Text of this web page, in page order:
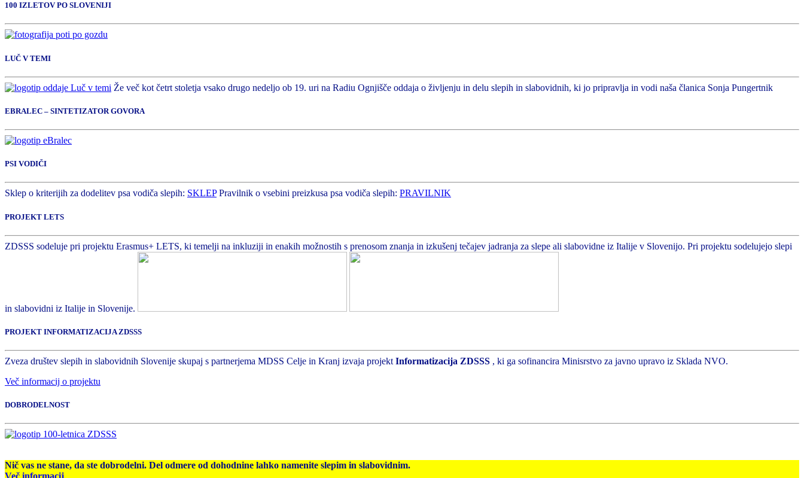
100 IZLETOV PO SLOVENIJI
LUČ V TEMI
Že več kot četrt stoletja vsako drugo nedeljo ob 19. uri na Radiu Ognjišče oddaja o življenju in delu slepih in slabovidnih, ki jo pripravlja in vodi naša članica Sonja Pungertnik
EBRALEC – SINTETIZATOR GOVORA
PSI VODIČI
Sklep o kriterijih za dodelitev psa vodiča slepih: SKLEPPravilnik o vsebini preizkusa psa vodiča slepih: PRAVILNIK
PROJEKT LETS
ZDSSS sodeluje pri projektu Erasmus+ LETS, ki temelji na inkluziji in enakih možnostih s prenosom znanja in izkušenj tečajev jadranja za slepe ali slabovidne iz Italije v Slovenijo. Pri projektu sodelujejo slepi
in slabovidni iz Italije in Slovenije.
PROJEKT INFORMATIZACIJA ZDSSS
Zveza društev slepih in slabovidnih Slovenije skupaj s partnerjema MDSS Celje in Kranj izvaja projekt Informatizacija ZDSSS , ki ga sofinancira Minisrstvo za javno upravo iz Sklada NVO.
Več informacij o projektu
DOBRODELNOST
Nič vas ne stane, da ste dobrodelni. Del odmere od dohodnine lahko namenite slepim in slabovidnim.